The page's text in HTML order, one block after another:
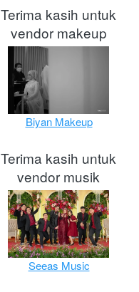
Terima kasih untuk
vendor makeup
Biyan Makeup
Terima kasih untuk
vendor musik
Seeas Music